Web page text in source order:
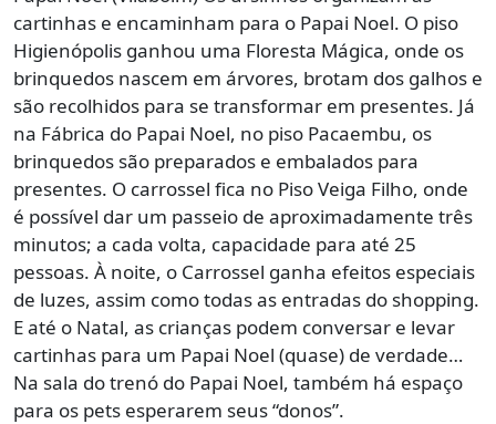
cartinhas e encaminham para o Papai Noel. O piso
Higienópolis ganhou uma Floresta Mágica, onde os
brinquedos nascem em árvores, brotam dos galhos e
são recolhidos para se transformar em presentes. Já
na Fábrica do Papai Noel, no piso Pacaembu, os
brinquedos são preparados e embalados para
presentes. O carrossel fica no Piso Veiga Filho, onde
é possível dar um passeio de aproximadamente três
minutos; a cada volta, capacidade para até 25
pessoas. À noite, o Carrossel ganha efeitos especiais
de luzes, assim como todas as entradas do shopping.
E até o Natal, as crianças podem conversar e levar
cartinhas para um Papai Noel (quase) de verdade…
Na sala do trenó do Papai Noel, também há espaço
para os pets esperarem seus “donos”.